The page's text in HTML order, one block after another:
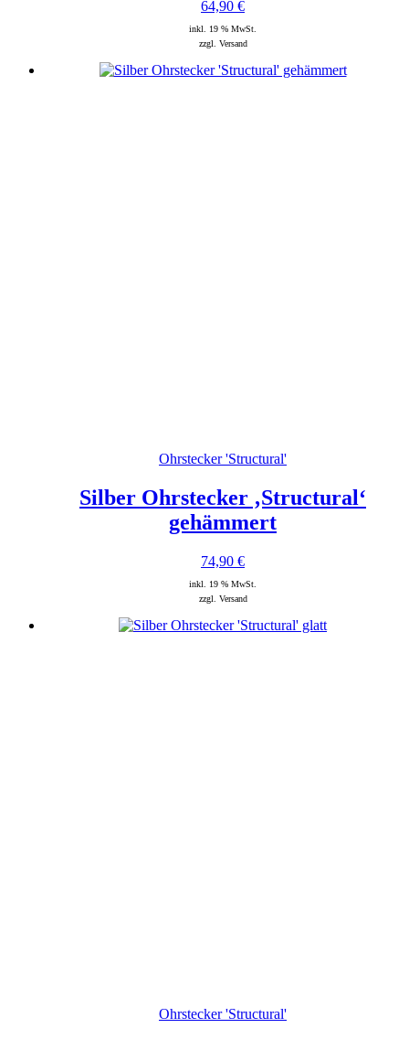
64,90 €
inkl. 19 % MwSt.
zzgl. Versand
Ohrstecker 'Structural'
Silber Ohrstecker ‚Structural‘
gehämmert
74,90 €
inkl. 19 % MwSt.
zzgl. Versand
Ohrstecker 'Structural'